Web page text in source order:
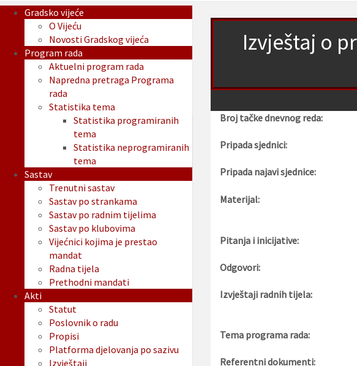
Izvještaj o
Broj tačke dnevnog reda:
Pripada sjednici:
Pripada najavi sjednice:
Materijal:
Pitanja i inicijative:
Odgovori:
Izvještaji radnih tijela:
Tema programa rada:
Referentni dokumenti:
Gradsko vijeće
O Vijeću
Novosti Gradskog vijeća
Program rada
Aktuelni program rada
Napredna pretraga Programa
rada
Statistika tema
Statistika programiranih
tema
Statistika neprogramiranih
tema
Sastav
Trenutni sastav
Sastav po strankama
Sastav po radnim tijelima
Sastav po klubovima
Vijećnici kojima je prestao
mandat
Radna tijela
Prethodni mandati
Akti
Statut
Poslovnik o radu
Propisi
Platforma djelovanja po sazivu
Izvještaji